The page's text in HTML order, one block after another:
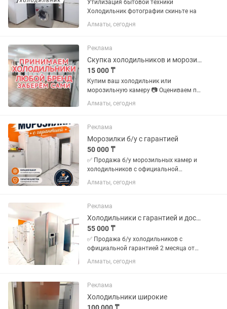
Утилизация бытовой техники
Холодильник фотографии скиньте на
Алматы, сегодня
Реклама
Скупка холодильников и морозильных камер
15 000 ₸
Купим ваш холодильник или
морозильную камеру 📷 Оцениваем по
фото 🚚 Заберем и увезем сами 💵
Деньги сразу Пишите или звоните
Алматы, сегодня
Реклама
Морозилки б/у с гарантией
50 000 ₸
✅ Продажа б/у морозильных камер и
холодильников с официальной
гарантией 2 месяца от магазина и
мастера с более чем 10 летним опытом
запахов Цены от 50000 в...
Алматы, сегодня
Реклама
Холодильники с гарантией и доставкой по городу
55 000 ₸
✅ Продажа б/у холодильников с
официальной гарантией 2 месяца от
магазина и мастера с более чем 10
летним опытом работы. Все
Цены от 50000 в зависимости от
модели...
Алматы, сегодня
Реклама
Холодильники широкие